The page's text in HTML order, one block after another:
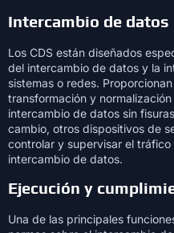
Intercambio de
Los CDS están diseñados
del intercambio de datos y la
sistemas o redes.
transformación y
intercambio de datos sin
cambio, otros dispositivos de
controlar y supervisar el
intercambio de datos.
Ejecución y
Una de las principales